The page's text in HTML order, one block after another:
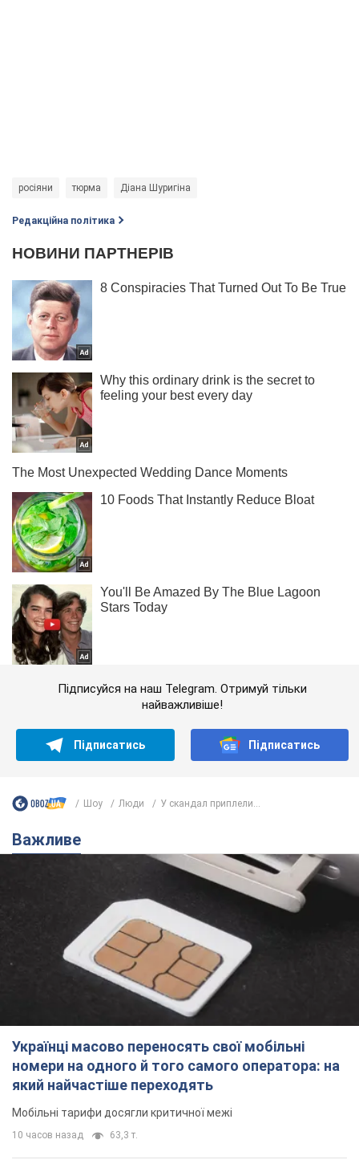
росіяни тюрма Діана Шуригіна
Редакційна політика
Підписуйся на наш Telegram. Отримуй тільки
найважливіше!
Підписатись Підписатись
Шоу Люди У скандал приплели...
Важливе
Українці масово переносять свої мобільні
номери на одного й того самого оператора: на
який найчастіше переходять
Мобільні тарифи досягли критичної межі
10 часов назад 63,3 т.